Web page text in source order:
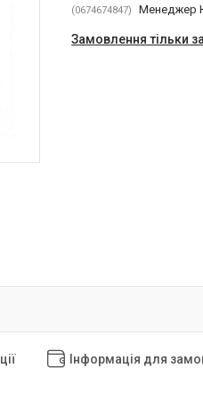
0674674847 Менеджер
Замовлення тільки
Інформація для